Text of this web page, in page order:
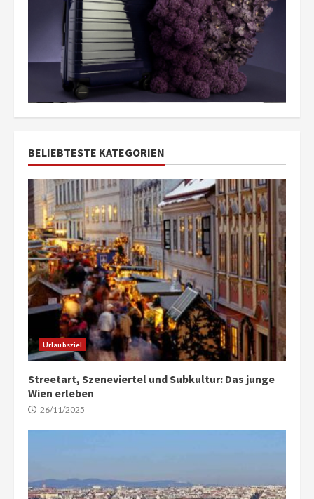
BELIEBTESTE KATEGORIEN
Urlaubsziel
Streetart, Szeneviertel und Subkultur: Das junge
Wien erleben
26/11/2025